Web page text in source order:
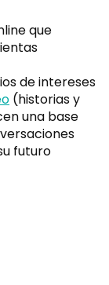
que
de intereses
(historias y
una base
futuro